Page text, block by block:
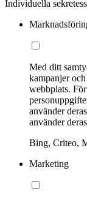
Individuella
Med ditt
kampanjer
webbplats.
använder
använder
Bing, Criteo,
Marketing